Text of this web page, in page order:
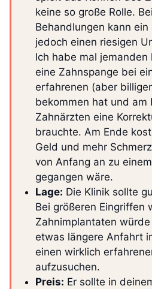
keine so große Rolle.
Behandlungen kann
jedoch einen riesigen
Ich habe mal
eine Zahnspange bei
erfahrenen (aber
bekommen hat und am
Zahnärzten eine
brauchte. Am Ende
Geld und mehr
von Anfang an zu
gegangen wäre.
Lage: Die Klinik sollte
Bei größeren Eingriffen
Zahnimplantaten
etwas längere Anfahrt
einen wirklich
aufzusuchen.
Preis: Er sollte in